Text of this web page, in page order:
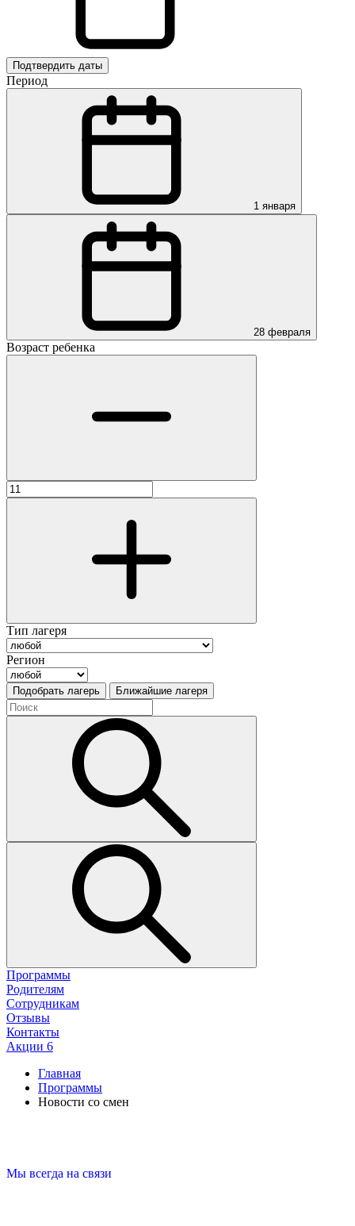
Подтвердить даты
Период
1 января
28 февраля
Возраст ребенка
Тип лагеря
Регион
Подобрать лагерь Ближайшие лагеря
Программы
Родителям
Сотрудникам
Отзывы
Контакты
Акции 6
Главная
Программы
Новости со смен
Мы всегда на связи